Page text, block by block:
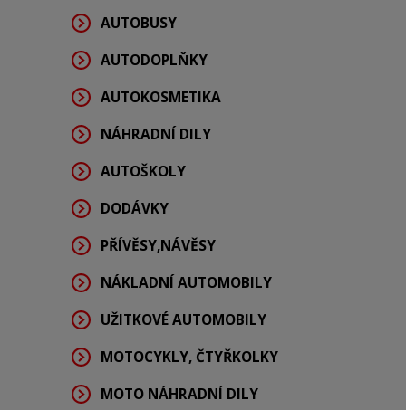
AUTOBUSY
AUTODOPLŇKY
AUTOKOSMETIKA
NÁHRADNÍ DILY
AUTOŠKOLY
DODÁVKY
PŘÍVĚSY,NÁVĚSY
NÁKLADNÍ AUTOMOBILY
UŽITKOVÉ AUTOMOBILY
MOTOCYKLY, ČTYŘKOLKY
MOTO NÁHRADNÍ DILY